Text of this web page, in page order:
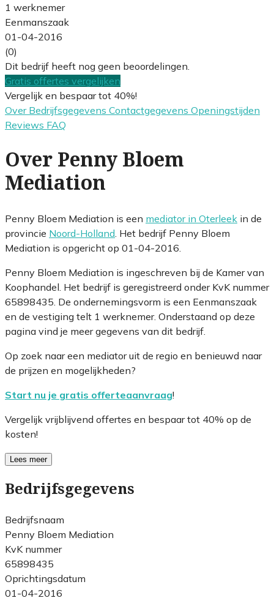
1 werknemer
Eenmanszaak
01-04-2016
(0)
Dit bedrijf heeft nog geen beoordelingen.
Gratis offertes vergelijken
Vergelijk en bespaar tot 40%!
Over Bedrijfsgegevens Contactgegevens Openingstijden
Reviews FAQ
Over Penny Bloem
Mediation
Penny Bloem Mediation is een mediator in Oterleek in de
provincie Noord-Holland . Het bedrijf Penny Bloem
Mediation is opgericht op 01-04-2016.
Penny Bloem Mediation is ingeschreven bij de Kamer van
Koophandel. Het bedrijf is geregistreerd onder KvK nummer
65898435. De ondernemingsvorm is een Eenmanszaak
en de vestiging telt 1 werknemer. Onderstaand op deze
pagina vind je meer gegevens van dit bedrijf.
Op zoek naar een mediator uit de regio en benieuwd naar
de prijzen en mogelijkheden?
Start nu je gratis offerteaanvraag!
Vergelijk vrijblijvend offertes en bespaar tot 40% op de
kosten!
Lees meer
Bedrijfsgegevens
Bedrijfsnaam
Penny Bloem Mediation
KvK nummer
65898435
Oprichtingsdatum
01-04-2016